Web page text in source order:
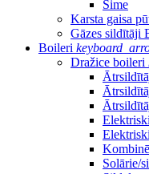
Sime
Karsta gaisa
Gāzes
Boileri
Dražice boileri
Solārie/